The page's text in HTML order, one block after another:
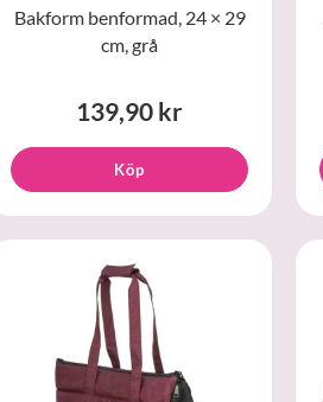
Bakform benformad, 24 × 29
cm, grå
139,90 kr
Köp